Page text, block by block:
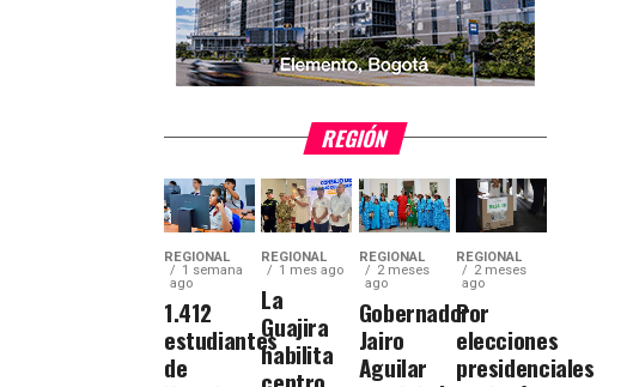
REGIÓN
REGIONAL
1 semana
ago
1.412
estudiantes
de
REGIONAL
1 mes ago
La
Guajira
habilita
REGIONAL
2 meses
ago
Gobernador
Jairo
Aguilar
REGIONAL
2 meses
ago
Por
elecciones
presidenciales